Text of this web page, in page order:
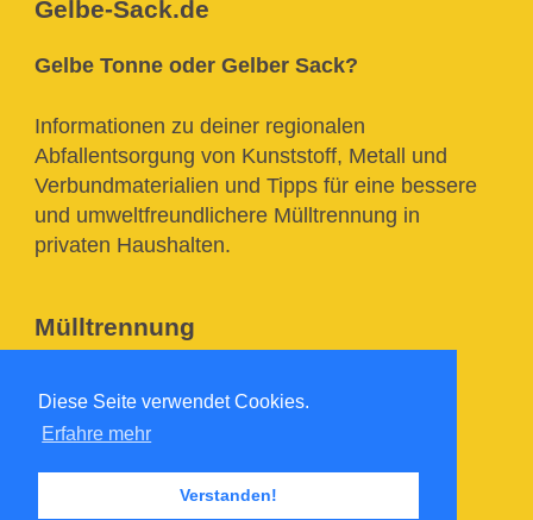
Diese Seite verwendet Cookies.
Erfahre mehr
Verstanden!
Gelbe-Sack.de
Gelbe Tonne oder Gelber Sack?
Informationen zu deiner regionalen
Abfallentsorgung von Kunststoff, Metall und
Verbundmaterialien und Tipps für eine bessere
und umweltfreundlichere Mülltrennung in
privaten Haushalten.
Mülltrennung
Downloadbereich
Impressum